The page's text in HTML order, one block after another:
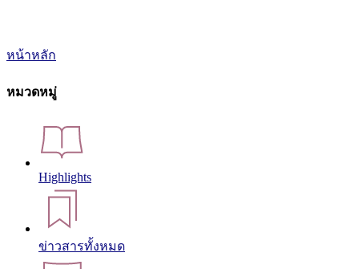
หน้าหลัก
หมวดหมู่
Highlights
ข่าวสารทั้งหมด